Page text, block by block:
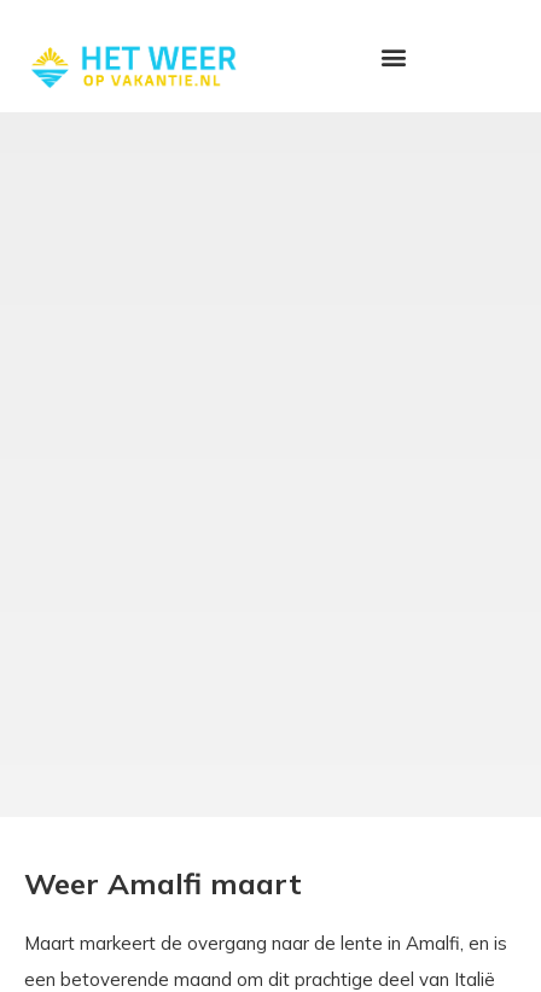
Weer Amalfi maart
Maart markeert de overgang naar de lente in Amalfi, en is
een betoverende maand om dit prachtige deel van Italië